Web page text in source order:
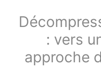
: vers
approche